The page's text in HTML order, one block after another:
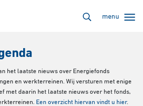
menu
het laatste nieuws over Energiefonds
en werkterreinen. Wij versturen met enige
met daarin het laatste nieuws over het fonds,
Een overzicht hiervan vindt u hier.